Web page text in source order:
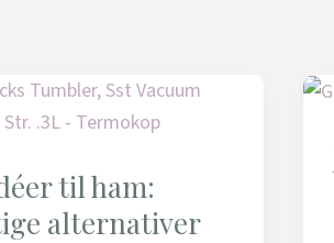
til ham:
alternativer